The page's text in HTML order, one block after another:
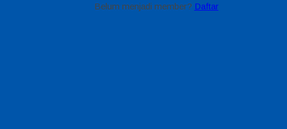
Belum menjadi member? Daftar